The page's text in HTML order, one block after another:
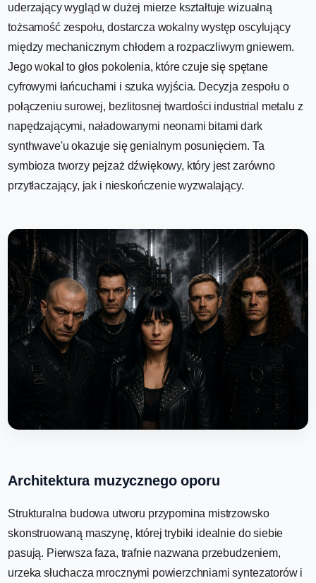
uderzający wygląd w dużej mierze kształtuje wizualną
tożsamość zespołu, dostarcza wokalny występ oscylujący
między mechanicznym chłodem a rozpaczliwym gniewem.
Jego wokal to głos pokolenia, które czuje się spętane
cyfrowymi łańcuchami i szuka wyjścia. Decyzja zespołu o
połączeniu surowej, bezlitosnej twardości industrial metalu z
napędzającymi, naładowanymi neonami bitami dark
synthwave'u okazuje się genialnym posunięciem. Ta
symbioza tworzy pejzaż dźwiękowy, który jest zarówno
przytłaczający, jak i nieskończenie wyzwalający.
Architektura muzycznego oporu
Strukturalna budowa utworu przypomina mistrzowsko
skonstruowaną maszynę, której trybiki idealnie do siebie
pasują. Pierwsza faza, trafnie nazwana przebudzeniem,
urzeka słuchacza mrocznymi powierzchniami syntezatorów i